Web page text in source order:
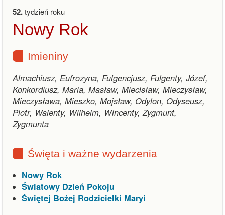
52.tydzień roku
Nowy Rok
Imieniny
Almachiusz, Eufrozyna, Fulgencjusz, Fulgenty, Józef,
Konkordiusz, Maria, Masław, Miecisław, Mieczysław,
Mieczysława, Mieszko, Mojsław, Odylon, Odyseusz,
Piotr, Walenty, Wilhelm, Wincenty, Zygmunt,
Zygmunta
Święta i ważne wydarzenia
Nowy Rok
Światowy Dzień Pokoju
Świętej Bożej Rodzicielki Maryi